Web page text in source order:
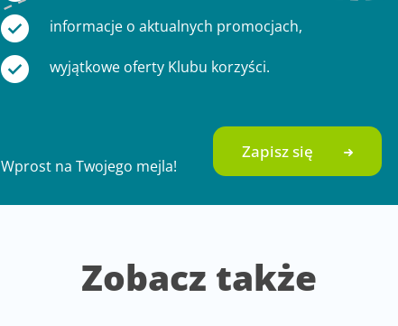
informacje o aktualnych promocjach,
wyjątkowe oferty Klubu korzyści.
Wprost na Twojego mejla!
Zapisz się
Zobacz także